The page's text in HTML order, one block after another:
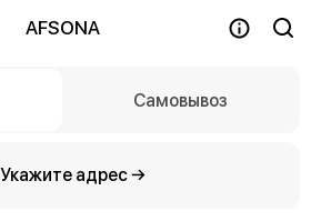
AFSONA
Самовывоз
Укажите адрес →